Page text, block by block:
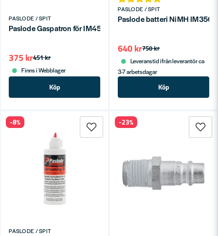
PASLODE / SPIT
Paslode Gaspatron för IM45 (2-P)
451 kr
375 kr
Finns i Webblager
Köp
PASLODE / SPIT
Paslode batteri NiMH
750 kr
640 kr
Leveranstid ifrån leverantör ca
3-7 arbetsdagar
Köp
PASLODE / SPIT
-8% -23%